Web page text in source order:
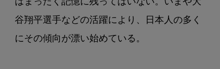
に
な
る
はまったく記憶に残ってはいない。いまや大
谷翔平選手などの活躍により、日本人の多く
にその傾向が漂い始めている。